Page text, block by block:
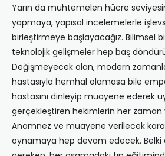
Yarın da muhtemelen hücre
yapmaya, yapısal incelemelerle
birleştirmeye başlayacağız. Bilimsel
teknolojik gelişmeler hep baş
Değişmeyecek olan, modern
hastasıyla hemhal olamasa bile
hastasını dinleyip muayene ederek
gerçekleştiren hekimlerin her zaman
Anamnez ve muayene verilecek
oynamaya hep devam edecek. Belki